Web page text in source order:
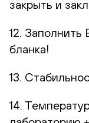
закрыть и
12. Заполнить
бланка!
13.
14.